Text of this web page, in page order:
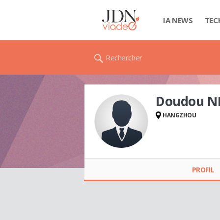
IA NEWS
Rechercher
Doudou
HANGZHOU
PROFIL